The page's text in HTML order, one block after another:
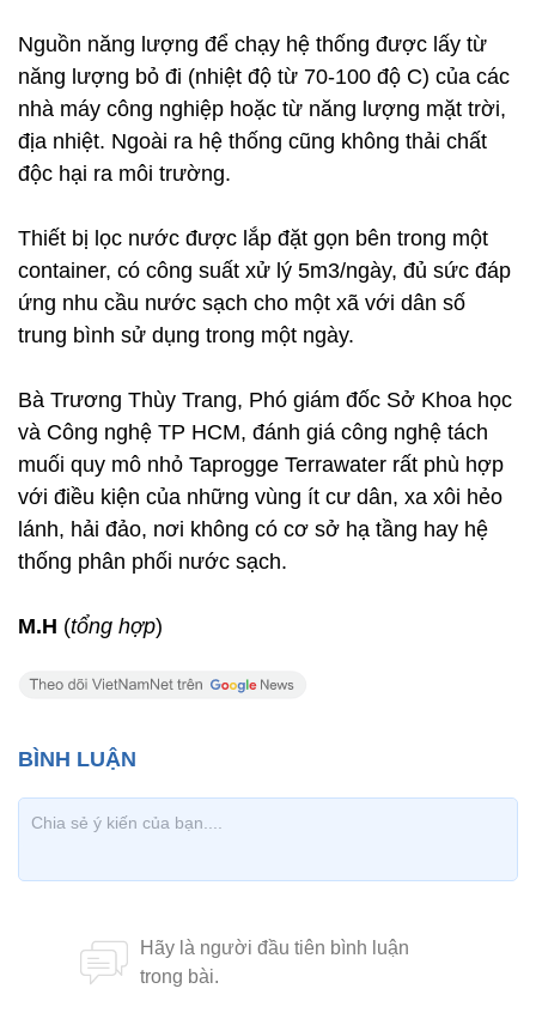
Nguồn năng lượng để chạy hệ thống được lấy từ
năng lượng bỏ đi (nhiệt độ từ 70-100 độ C) của các
nhà máy công nghiệp hoặc từ năng lượng mặt trời,
địa nhiệt. Ngoài ra hệ thống cũng không thải chất
độc hại ra môi trường.
Thiết bị lọc nước được lắp đặt gọn bên trong một
container, có công suất xử lý 5m3/ngày, đủ sức đáp
ứng nhu cầu nước sạch cho một xã với dân số
trung bình sử dụng trong một ngày.
Bà Trương Thùy Trang, Phó giám đốc Sở Khoa học
và Công nghệ TP HCM, đánh giá công nghệ tách
muối quy mô nhỏ Taprogge Terrawater rất phù hợp
với điều kiện của những vùng ít cư dân, xa xôi hẻo
lánh, hải đảo, nơi không có cơ sở hạ tầng hay hệ
thống phân phối nước sạch.
M.H (tổng hợp)